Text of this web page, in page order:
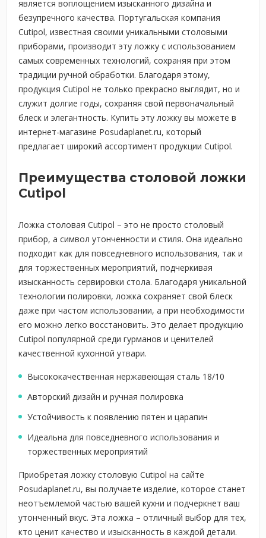
является воплощением изысканного дизайна и
безупречного качества. Португальская компания
Cutipol, известная своими уникальными столовыми
приборами, производит эту ложку с использованием
самых современных технологий, сохраняя при этом
традиции ручной обработки. Благодаря этому,
продукция Cutipol не только прекрасно выглядит, но и
служит долгие годы, сохраняя свой первоначальный
блеск и элегантность. Купить эту ложку вы можете в
интернет-магазине Posudaplanet.ru, который
предлагает широкий ассортимент продукции Cutipol.
Преимущества столовой ложки
Cutipol
Ложка столовая Cutipol – это не просто столовый
прибор, а символ утонченности и стиля. Она идеально
подходит как для повседневного использования, так и
для торжественных мероприятий, подчеркивая
изысканность сервировки стола. Благодаря уникальной
технологии полировки, ложка сохраняет свой блеск
даже при частом использовании, а при необходимости
его можно легко восстановить. Это делает продукцию
Cutipol популярной среди гурманов и ценителей
качественной кухонной утвари.
Высококачественная нержавеющая сталь 18/10
Авторский дизайн и ручная полировка
Устойчивость к появлению пятен и царапин
Идеальна для повседневного использования и
торжественных мероприятий
Приобретая ложку столовую Cutipol на сайте
Posudaplanet.ru, вы получаете изделие, которое станет
неотъемлемой частью вашей кухни и подчеркнет ваш
утонченный вкус. Эта ложка – отличный выбор для тех,
кто ценит качество и изысканность в каждой детали.